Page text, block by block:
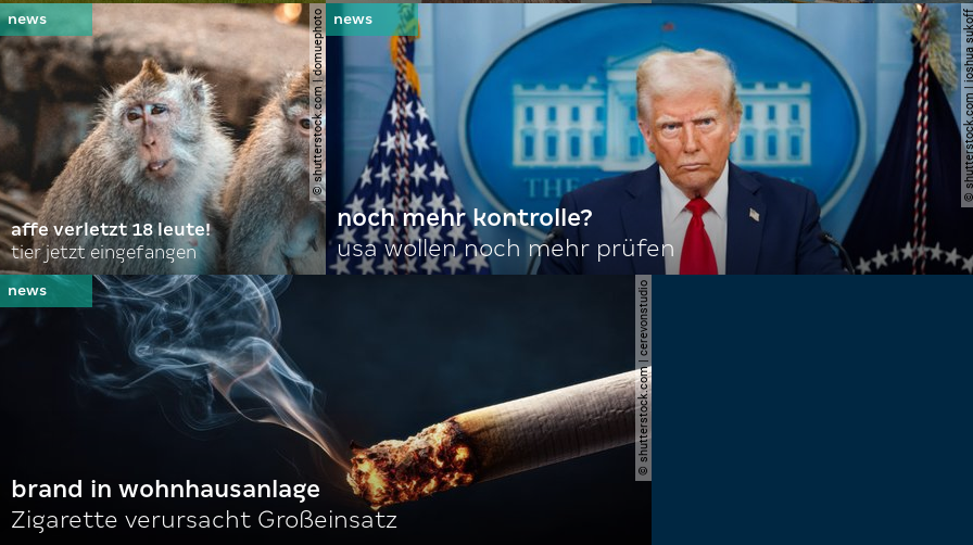
© shutterstock.com | domuephoto
affe verletzt 18 leute!
tier jetzt eingefangen
©
noch mehr kontrolle?
usa wollen noch mehr prüfen
© shutterstock.com | cerevonstudio
brand in wohnhausanlage
Zigarette verursacht Großeinsatz